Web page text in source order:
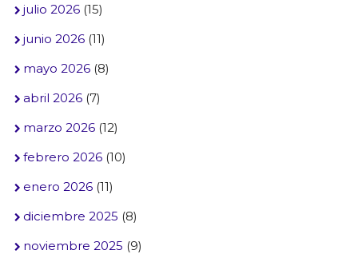
julio 2026(15)
junio 2026(11)
mayo 2026(8)
abril 2026(7)
marzo 2026(12)
febrero 2026(10)
enero 2026(11)
diciembre 2025 (8)
noviembre 2025 (9)